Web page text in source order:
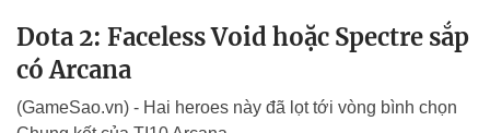
Dota 2: Faceless Void hoặc Spectre sắp
có Arcana
(GameSao.vn) - Hai heroes này đã lọt tới vòng bình chọn